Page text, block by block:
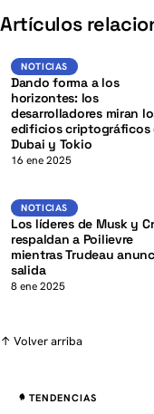
Artículos
Noticias
NOTICIAS
Dando forma a los
horizontes: los
desarrolladores miran
edificios criptográficos
Dubai y Tokio
16 ene 2025
Noticias
NOTICIAS
Los líderes de Musk y
respaldan a Poilievre
mientras Trudeau
salida
8 ene 2025
↑ Volver arriba
TENDENCIAS